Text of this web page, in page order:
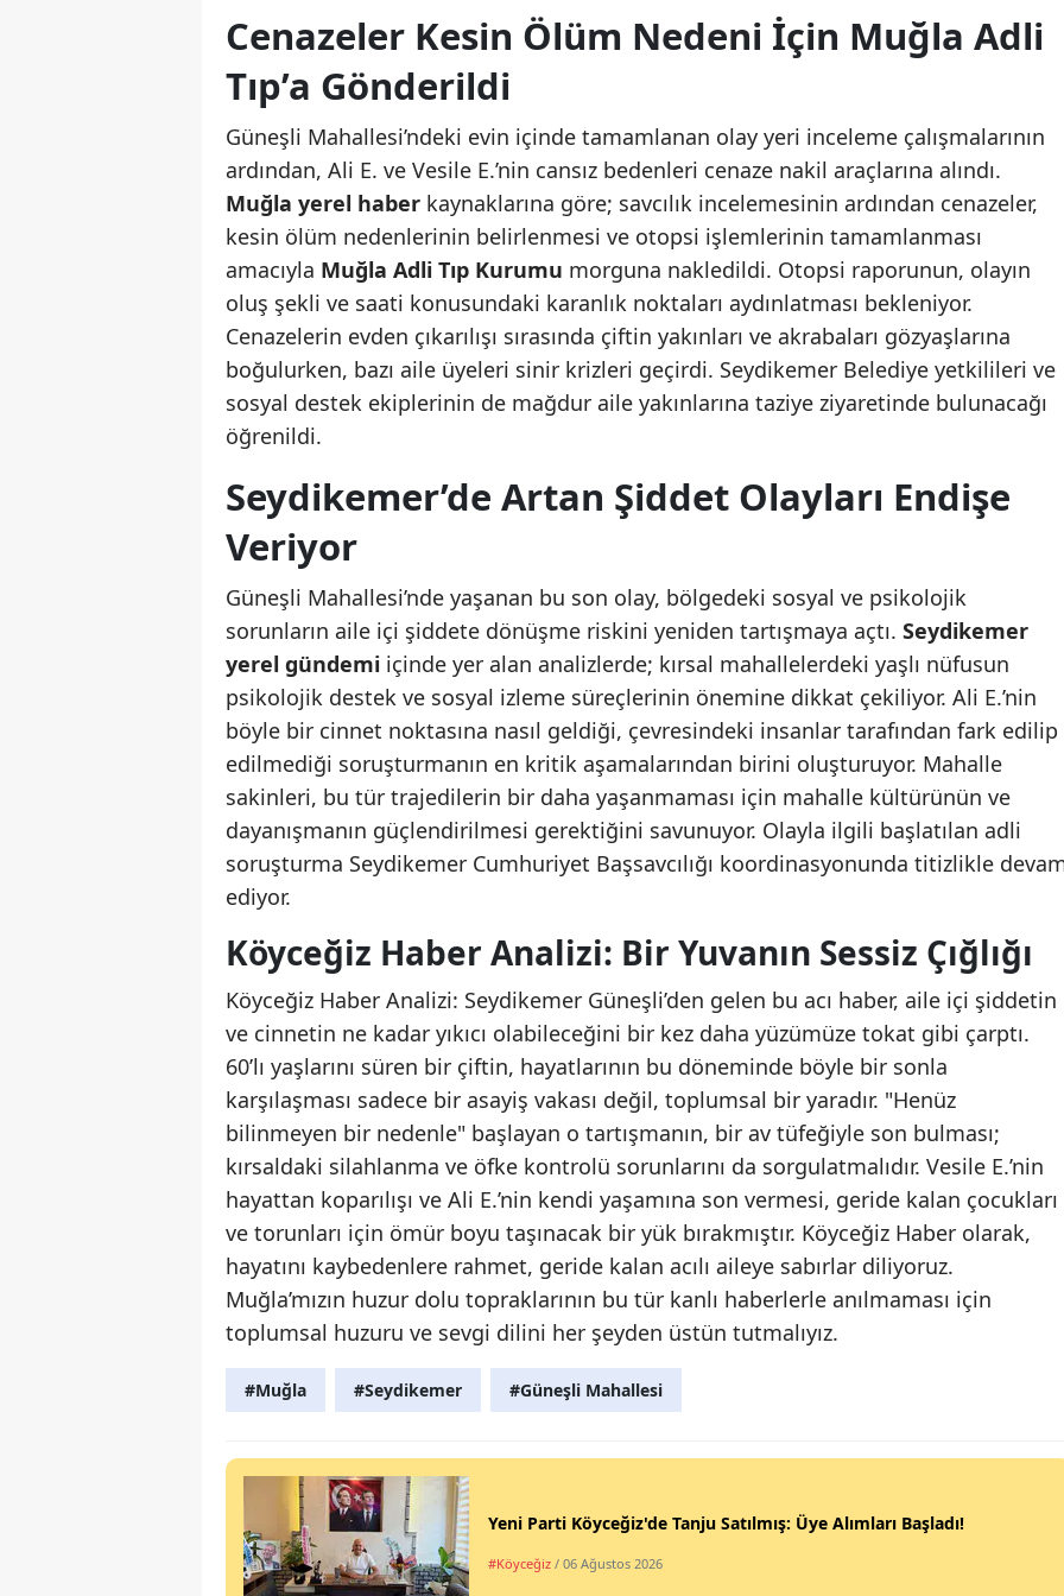
Cenazeler Kesin Ölüm Nedeni İçin Muğla Adli
Tıp’a Gönderildi
Güneşli Mahallesi’ndeki evin içinde tamamlanan olay yeri inceleme çalışmalarının
ardından, Ali E. ve Vesile E.’nin cansız bedenleri cenaze nakil araçlarına alındı.
Muğla yerel haber kaynaklarına göre; savcılık incelemesinin ardından cenazeler,
kesin ölüm nedenlerinin belirlenmesi ve otopsi işlemlerinin tamamlanması
amacıyla Muğla Adli Tıp Kurumu morguna nakledildi. Otopsi raporunun, olayın
oluş şekli ve saati konusundaki karanlık noktaları aydınlatması bekleniyor.
Cenazelerin evden çıkarılışı sırasında çiftin yakınları ve akrabaları gözyaşlarına
boğulurken, bazı aile üyeleri sinir krizleri geçirdi. Seydikemer Belediye yetkilileri ve
sosyal destek ekiplerinin de mağdur aile yakınlarına taziye ziyaretinde bulunacağı
öğrenildi.
Seydikemer’de Artan Şiddet Olayları Endişe
Veriyor
Güneşli Mahallesi’nde yaşanan bu son olay, bölgedeki sosyal ve psikolojik
sorunların aile içi şiddete dönüşme riskini yeniden tartışmaya açtı. Seydikemer
yerel gündemi içinde yer alan analizlerde; kırsal mahallelerdeki yaşlı nüfusun
psikolojik destek ve sosyal izleme süreçlerinin önemine dikkat çekiliyor. Ali E.’nin
böyle bir cinnet noktasına nasıl geldiği, çevresindeki insanlar tarafından fark edilip
edilmediği soruşturmanın en kritik aşamalarından birini oluşturuyor. Mahalle
sakinleri, bu tür trajedilerin bir daha yaşanmaması için mahalle kültürünün ve
dayanışmanın güçlendirilmesi gerektiğini savunuyor. Olayla ilgili başlatılan adli
soruşturma Seydikemer Cumhuriyet Başsavcılığı koordinasyonunda titizlikle
ediyor.
Köyceğiz Haber Analizi: Bir Yuvanın Sessiz Çığlığı
Köyceğiz Haber Analizi: Seydikemer Güneşli’den gelen bu acı haber, aile içi şiddetin
ve cinnetin ne kadar yıkıcı olabileceğini bir kez daha yüzümüze tokat gibi çarptı.
60’lı yaşlarını süren bir çiftin, hayatlarının bu döneminde böyle bir sonla
karşılaşması sadece bir asayiş vakası değil, toplumsal bir yaradır. "Henüz
bilinmeyen bir nedenle" başlayan o tartışmanın, bir av tüfeğiyle son bulması;
kırsaldaki silahlanma ve öfke kontrolü sorunlarını da sorgulatmalıdır. Vesile E.’nin
hayattan koparılışı ve Ali E.’nin kendi yaşamına son vermesi, geride kalan çocukları
ve torunları için ömür boyu taşınacak bir yük bırakmıştır. Köyceğiz Haber olarak,
hayatını kaybedenlere rahmet, geride kalan acılı aileye sabırlar diliyoruz.
Muğla’mızın huzur dolu topraklarının bu tür kanlı haberlerle anılmaması için
toplumsal huzuru ve sevgi dilini her şeyden üstün tutmalıyız.
#Muğla #Seydikemer #Güneşli Mahallesi
Yeni Parti Köyceğiz'de Tanju Satılmış: Üye Alımları Başladı!
#Köyceğiz / 06 Ağustos 2026